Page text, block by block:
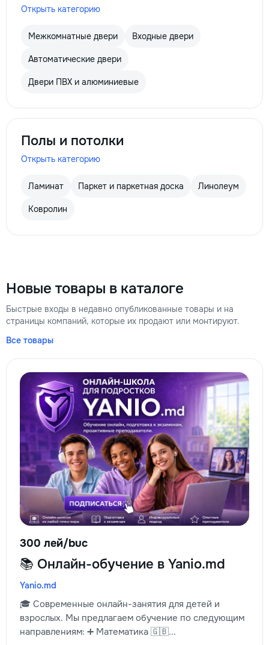
Открыть категорию
Межкомнатные двери Входные двери
Автоматические двери
Двери ПВХ и алюминиевые
Полы и потолки
Открыть категорию
Ламинат Паркет и паркетная доска Линолеум
Ковролин
Новые товары в каталоге
Быстрые входы в недавно опубликованные товары и на
страницы компаний, которые их продают или монтируют.
Все товары
300 лей/buc
📚 Онлайн-обучение в Yanio.md
Yanio.md
🎓 Современные онлайн-занятия для детей и
взрослых. Мы предлагаем обучение по следующим
направлениям: ➕ Математика 🇬🇧...